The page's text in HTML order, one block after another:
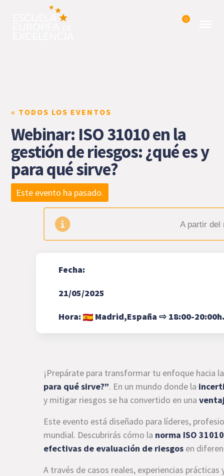
0
« TODOS LOS EVENTOS
Webinar: ISO 31010 en la
gestión de riesgos: ¿qué es y
para qué sirve?
Este evento ha pasado.
A partir
Fecha:
21/05/2025
Hora: Madrid,España ⇨ 18:00-20:00h.
¡Prepárate para transformar tu enfoque hacia
para qué sirve?”. En un mundo donde la
y mitigar riesgos se ha convertido en una
Este evento está diseñado para líderes,
mundial. Descubrirás cómo la norma ISO 31010
efectivas de evaluación de riesgos en
A través de casos reales, experiencias